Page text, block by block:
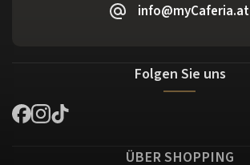
info@myCaferia.at
Folgen Sie uns
ÜBER SHOPPING